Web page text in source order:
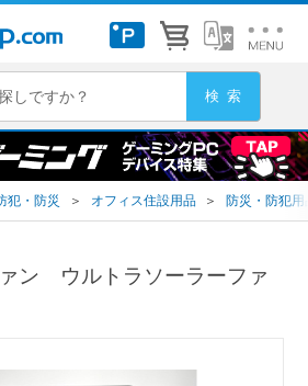
犯・防災 ＞ オフィス住設用品 ＞ 防災・防犯用
ン ウルトラソーラーファ